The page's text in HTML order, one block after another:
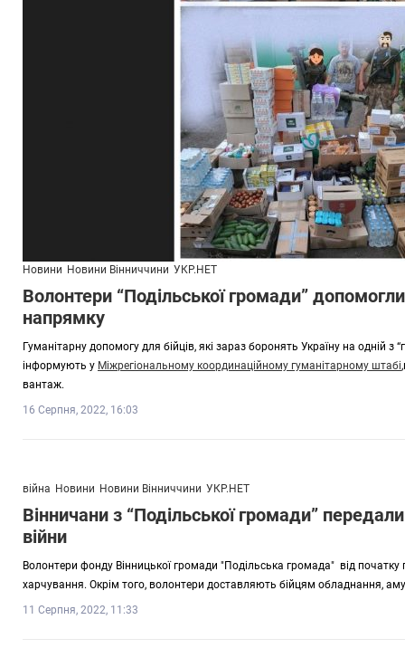
Новини Новини Вінниччини УКР.НЕТ
Волонтери “Подільської громади”
напрямку
Гуманітарну допомогу для бійців, які зараз боронять Україну на одній
інформують у Міжрегіональному координаційному гуманітарному штабі
вантаж.
16 Серпня, 2022, 16:03
війна Новини Новини Вінниччини УКР.НЕТ
Вінничани з “Подільської громади”
війни
Волонтери фонду Вінницької громади "Подільська громада" від
харчування. Окрім того, волонтери доставляють бійцям обладнання,
11 Серпня, 2022, 11:33